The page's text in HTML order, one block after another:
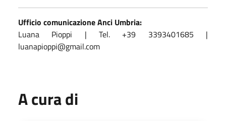
Ufficio comunicazione Anci Umbria:
Luana Pioppi | Tel. +39 3393401685 |
luanapioppi@gmail.com
A cura di